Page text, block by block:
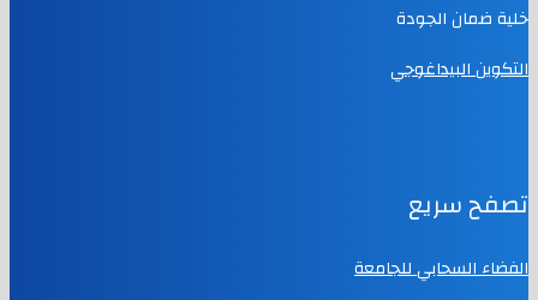
خلية ضمان الجودة
التكوين البيداغوجي
تصفح سريع
الفضاء السحابي للجامعة